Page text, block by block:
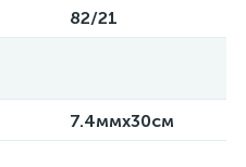
82/21
7.4ммx30см